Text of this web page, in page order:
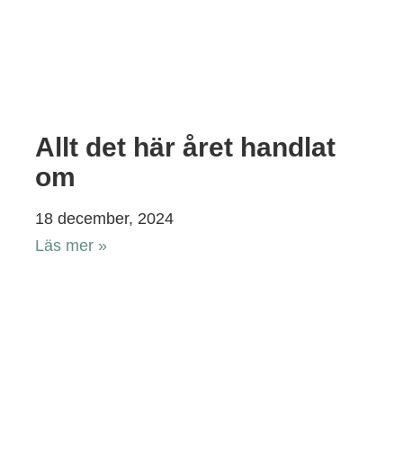
Allt det här året handlat
om
18 december, 2024
Läs mer »